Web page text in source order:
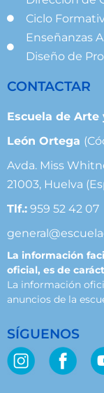
Ciclo
Enseñanzas
Diseño de
CONTACTAR
Escuela de Arte
León Ortega
Avda. Miss
21003, Huelva
Tlf.: 959 52 42 07
La información
oficial, es de
La información
anuncios de la
SÍGUENOS